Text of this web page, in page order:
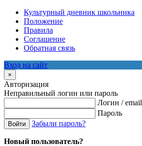
Культурный дневник школьника
Положение
Правила
Соглашение
Обратная связь
Вход на сайт
×
Авторизация
Неправильный логин или пароль
Логин / email
Пароль
Войти Забыли пароль?
Новый пользователь?